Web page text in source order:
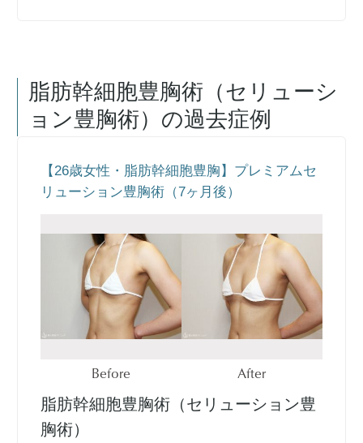
脂肪幹細胞豊胸術（セリューシ
ョン豊胸術） の過去症例
【26歳女性・脂肪幹細胞豊胸】プレミアムセ
リューション豊胸術（7ヶ月後）
Before After
脂肪幹細胞豊胸術（セリューション豊
胸術）